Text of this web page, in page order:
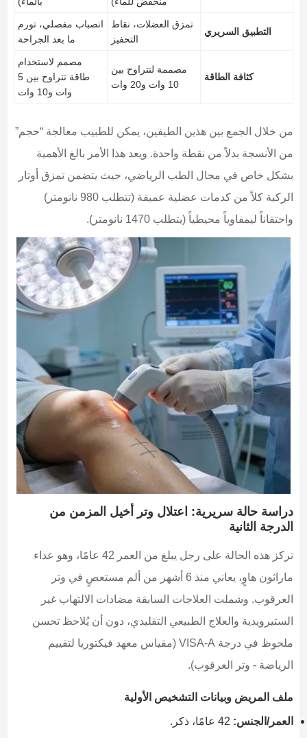
التطبيق السريري
تمزق العضلات، نقاط
التحفيز
انصباب مفصلي، تورم
ما بعد الجراحة
كثافة الطاقة
مصممة لتتراوح بين
10 وات و20 وات
مصمم لاستخدام
طاقة تتراوح بين 5
وات و10 وات
من خلال الجمع بين هذين الطيفين، يمكن للطبيب معالجة “حجم”
من الأنسجة بدلاً من نقطة واحدة. ويعد هذا الأمر بالغ الأهمية
بشكل خاص في مجال الطب الرياضي، حيث يتضمن تمزق أوتار
الركبة كلاً من كدمات عضلية عميقة (تتطلب 980 نانومتر)
واحتقاناً ليمفاوياً محيطياً (يتطلب 1470 نانومتر).
دراسة حالة سريرية: اعتلال وتر أخيل المزمن من
الدرجة الثانية
تركز هذه الحالة على رجل يبلغ من العمر 42 عامًا، وهو عداء
ماراثون هاوٍ، يعاني منذ 6 أشهر من ألم مستعصٍ في وتر
العرقوب. وشملت العلاجات السابقة مضادات الالتهاب غير
الستيرويدية والعلاج الطبيعي التقليدي، دون أن يُلاحظ تحسن
ملحوظ في درجة VISA-A (مقياس معهد فيكتوريا لتقييم
الرياضة - وتر العرقوب).
ملف المريض وبيانات التشخيص الأولية
العمر/الجنس: